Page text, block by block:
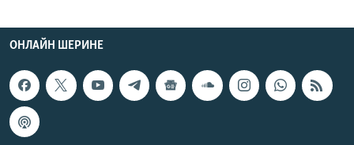
ОНЛАЙН ШЕРИНЕ